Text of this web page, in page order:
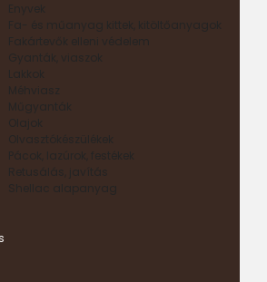
Enyvek
Fa- és műanyag kittek, kitöltőanyagok
Fakártevők elleni védelem
Gyanták, viaszok
Lakkok
Méhviasz
Műgyanták
Olajok
Olvasztókészülékek
Pácok, lazúrok, festékek
Retusálás, javítás
Shellac alapanyag